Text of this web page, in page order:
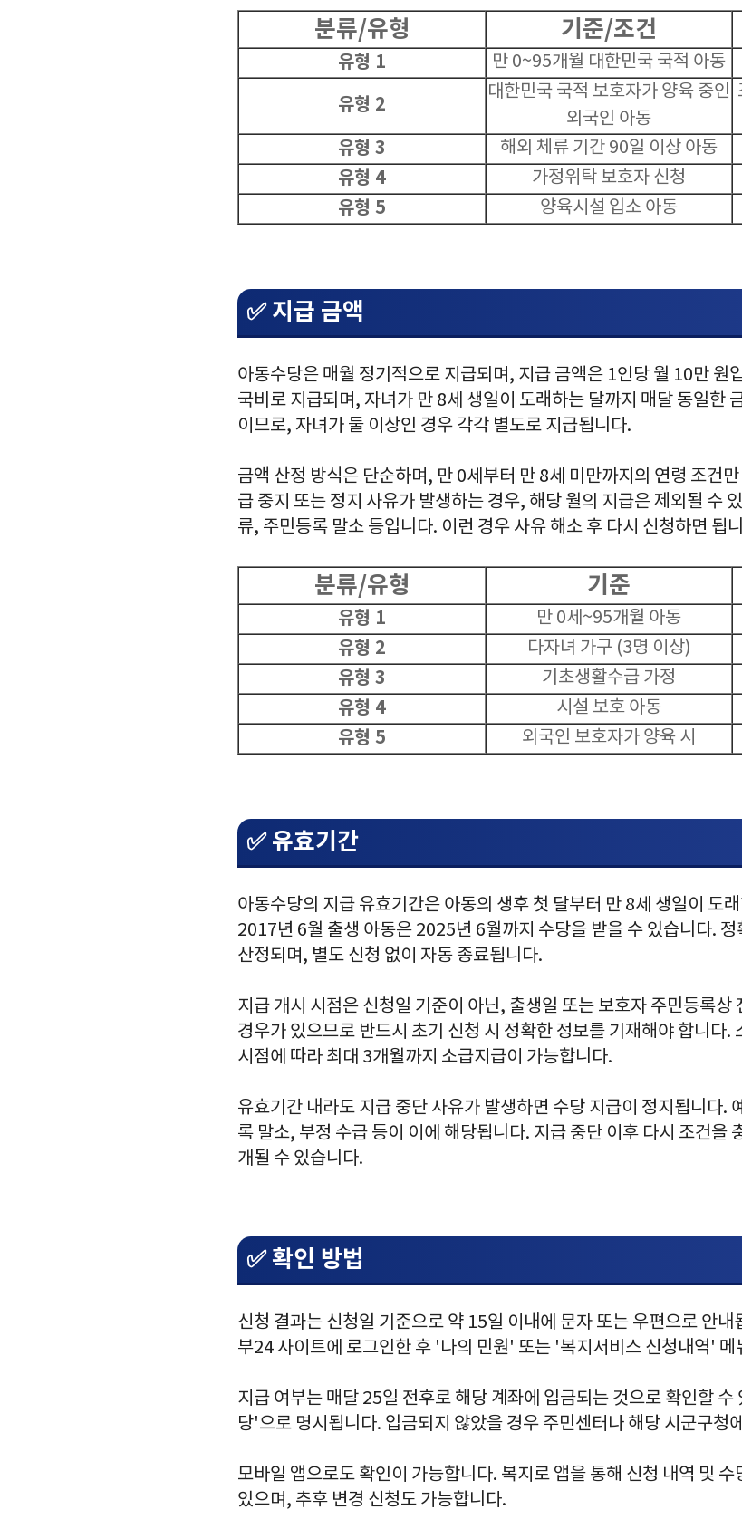
분류/유형 기준/조건
유형 1 만 0~95개월 대한민국 국적 아동
유형 2
대한민국 국적 보호자가 양육 중인
외국인 아동
유형 3 해외 체류 기간 90일 이상 아동
유형 4 가정위탁 보호자 신청
유형 5 양육시설 입소 아동
✅ 지급 금액
아동수당은 매월 정기적으로 지급되며, 지급 금액은 1인당 월 10만 원
국비로 지급되며, 자녀가 만 8세 생일이 도래하는 달까지 매달 동일한
이므로, 자녀가 둘 이상인 경우 각각 별도로 지급됩니다.
금액 산정 방식은 단순하며, 만 0세부터 만 8세 미만까지의 연령 조건
급 중지 또는 정지 사유가 발생하는 경우, 해당 월의 지급은 제외될 수
류, 주민등록 말소 등입니다. 이런 경우 사유 해소 후 다시 신청하면 됩
분류/유형 기준
유형 1 만 0세~95개월 아동
유형 2 다자녀 가구 (3명 이상)
유형 3 기초생활수급 가정
유형 4 시설 보호 아동
유형 5 외국인 보호자가 양육 시
✅ 유효기간
아동수당의 지급 유효기간은 아동의 생후 첫 달부터 만 8세 생일이 도
2017년 6월 출생 아동은 2025년 6월까지 수당을 받을 수 있습니다.
산정되며, 별도 신청 없이 자동 종료됩니다.
지급 개시 시점은 신청일 기준이 아닌, 출생일 또는 보호자 주민등록상
경우가 있으므로 반드시 초기 신청 시 정확한 정보를 기재해야 합니다.
시점에 따라 최대 3개월까지 소급지급이 가능합니다.
유효기간 내라도 지급 중단 사유가 발생하면 수당 지급이 정지됩니다.
록 말소, 부정 수급 등이 이에 해당됩니다. 지급 중단 이후 다시 조건을
개될 수 있습니다.
✅ 확인 방법
신청 결과는 신청일 기준으로 약 15일 이내에 문자 또는 우편으로 안내
부24 사이트에 로그인한 후 '나의 민원' 또는 '복지서비스 신청내역' 메
지급 여부는 매달 25일 전후로 해당 계좌에 입금되는 것으로 확인할
당'으로 명시됩니다. 입금되지 않았을 경우 주민센터나 해당 시군구청
모바일 앱으로도 확인이 가능합니다. 복지로 앱을 통해 신청 내역 및
있으며, 추후 변경 신청도 가능합니다.